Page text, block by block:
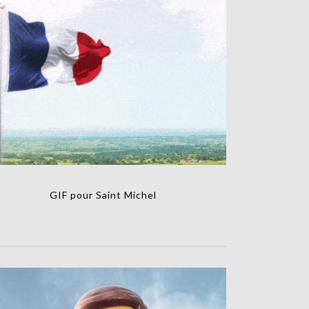
GIF pour Saint Michel